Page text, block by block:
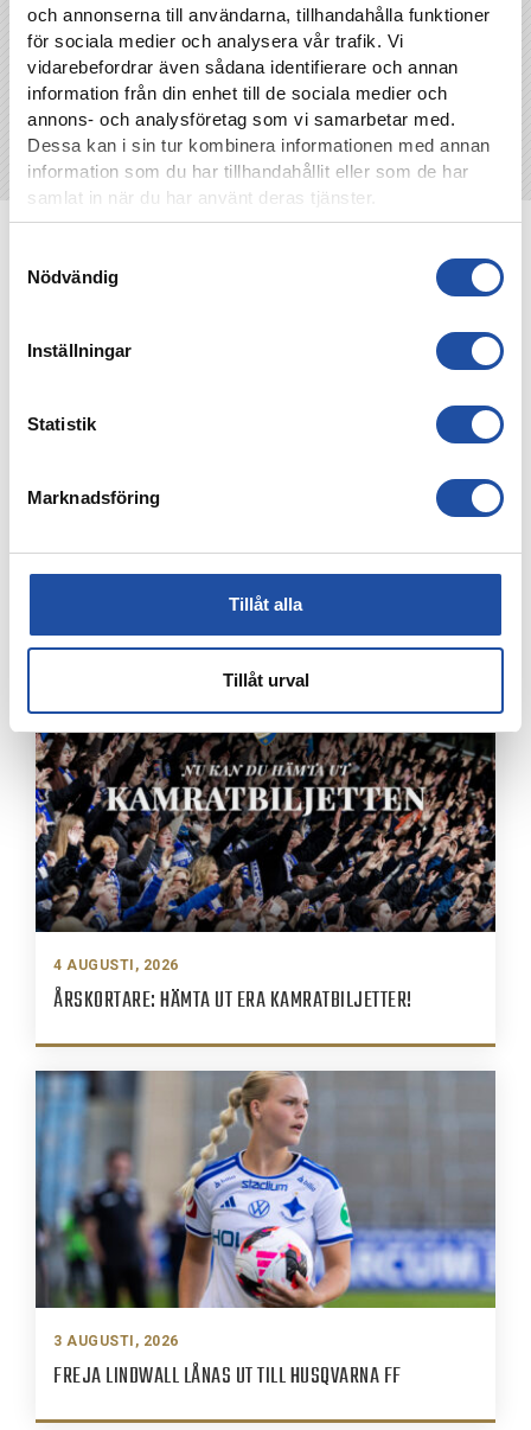
och annonserna till användarna, tillhandahålla funktioner
för sociala medier och analysera vår trafik. Vi
vidarebefordrar även sådana identifierare och annan
information från din enhet till de sociala medier och
annons- och analysföretag som vi samarbetar med.
Dessa kan i sin tur kombinera informationen med annan
information som du har tillhandahållit eller som de har
samlat in när du har använt deras tjänster.
Nödvändig
Inställningar
Statistik
Marknadsföring
Tillåt alla
Tillåt urval
FARTFYLLD OCH TÄT MATCH I LIGACUPEN – KYLIAN
4 AUGUSTI, 2026
ÅRSKORTARE: HÄMTA UT ERA KAMRATBILJETTER!
3 AUGUSTI, 2026
FREJA LINDWALL LÅNAS UT TILL HUSQVARNA FF